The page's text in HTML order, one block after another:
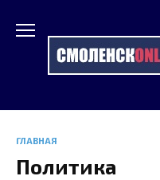
содержанию
ГЛАВНАЯ
Политика